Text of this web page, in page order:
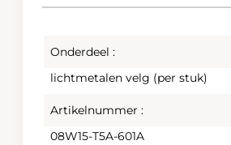
Onderdeel :
lichtmetalen velg (per stuk)
Artikelnummer :
08W15-T5A-601A